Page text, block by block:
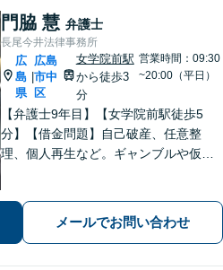
門脇 慧 弁護士
長尾今井法律事務所
広
島
県
|
広島
市中
区
女学院前駅
から徒歩3
分
営業時間：09:30
~20:00（平日）
【弁護士9年目】【女学院前駅徒歩5
分】【借金問題】自己破産、任意整
理、個人再生など。ギャンブルや仮想
などご相談ください【夜間土日祝相談
可】【初回相談無料】【Zoom面談可】
メールでお問い合わせ